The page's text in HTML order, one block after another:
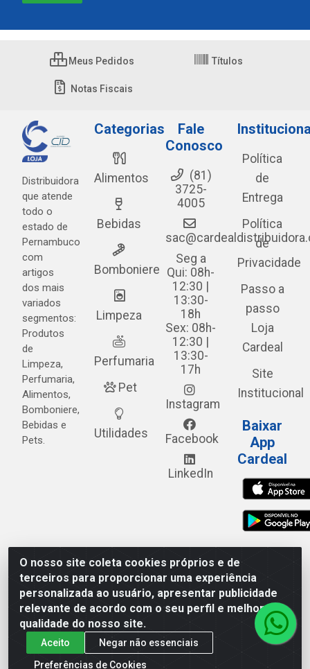
O nosso site coleta cookies próprios e de
terceiros para proporcionar uma experiência
personalizada ao usuário, apresentar publicidade
relevante de acordo com o seu perfil e melhorar a
qualidade do nosso site.
Aceito
Negar não essenciais
Preferências de Cookies
Meus Pedidos Títulos
Notas Fiscais
Distribuidora
que atende
todo o
estado de
Pernambuco
com
artigos
dos mais
variados
segmentos:
Produtos
de
Limpeza,
Perfumaria,
Alimentos,
Bomboniere,
Bebidas e
Pets.
Categorias
Alimentos
Bebidas
Bomboniere
Limpeza
Perfumaria
Pet
Utilidades
Fale
Conosco
(81)
3725-
4005
Seg a
Qui: 08h-
12:30 |
13:30-
18h
Sex: 08h-
12:30 |
13:30-
17h
Instagram
Facebook
LinkedIn
Política
de
Entrega
Política
de
Privacidade
Passo a
passo
Loja
Cardeal
Site
Institucional
Baixar
App
Cardeal
Cardeal Distribuidora - Estrada Alto do Moura, 582 - Alto
do Moura - Caruaru/PE - CEP 55.040-120 - CNPJ
05.253.499/0001-62